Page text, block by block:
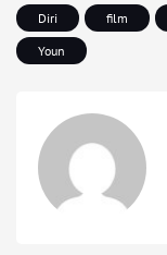
Diri
film
Youn